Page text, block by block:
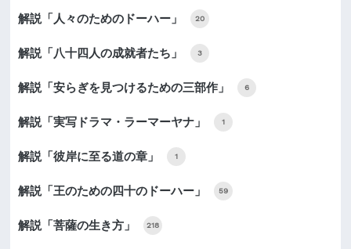
解説「人々のためのドーハー」 20
解説「八十四人の成就者たち」 3
解説「安らぎを見つけるための三部作」 6
解説「実写ドラマ・ラーマーヤナ」 1
解説「彼岸に至る道の章」 1
解説「王のための四十のドーハー」 59
解説「菩薩の生き方」 218